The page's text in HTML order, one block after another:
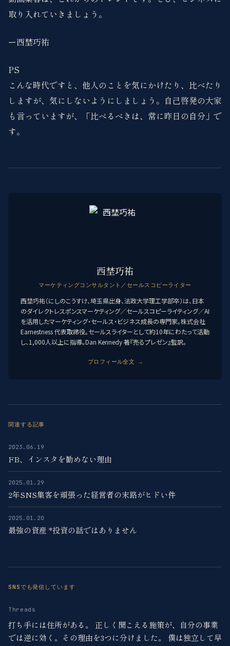
取り入れていきましょう。
ー西埜巧祐
PS
こんな時代ですと、他人のことを気にかけたり、比べたり
しますが、気にしないようにしましょう。自己啓発の大家
も言っていますが、「比べるべきは、常に昨日の自分」で
す。
西埜巧祐
マーケティングコンサルタント／セールスコピーライター
西埜巧祐（にしのこうすけ、埼玉県出身、法政大学理工学部卒）は、日本
のダイレクトレスポンスマーケティング／セールスコピーライティング／AI
を活用したマーケティング・セールス・ビジネス成長の専門家。株式会社
Earnestness 代表取締役。セールスライターとして約10年にわたって活動
し、1,000人以上に指導。Dan Kennedy 著『売るプレゼン』監訳。
プロフィール全文 →
関連する記事
2023.06.19
FB、インスタを勧めない理由
2025.01.29
2年SNS集客を頑張った経営者の末路がヒドい件
2025.01.20
最強の資産 *投資の話ではありません
SNSでも発信しています
Threads
打ち手には住所がある。 正しく聞こえる施策が、自分の事業
では逆に効く。その理由を3つに分けました。 僕は独立して早